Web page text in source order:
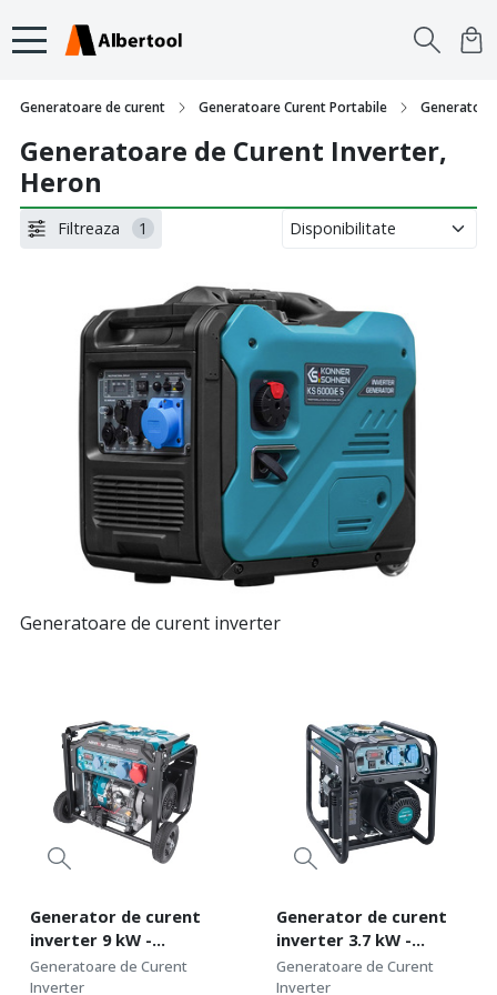
Generatoare de curent Generatoare Curent Portabile
Generatoare de Curent Inverter,
Heron
Filtreaza 1
Generatoare de curent inverter
Generator de curent
inverter 9 kW -
benzina, 230/400V,
pornire telecomanda -
Generatoare de Curent
Inverter
Generator de curent
inverter 3.7 kW -
benzina, 230V - Heron-
8896230
Generatoare de Curent
Inverter